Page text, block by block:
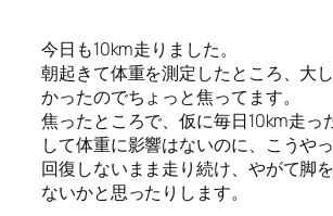
今日も10km走りました。
朝起きて体重を測定したところ、大
かったのでちょっと焦ってます。
焦ったところで、仮に毎日10km走っ
して体重に影響はないのに、こうや
回復しないまま走り続け、やがて脚
ないかと思ったりします。